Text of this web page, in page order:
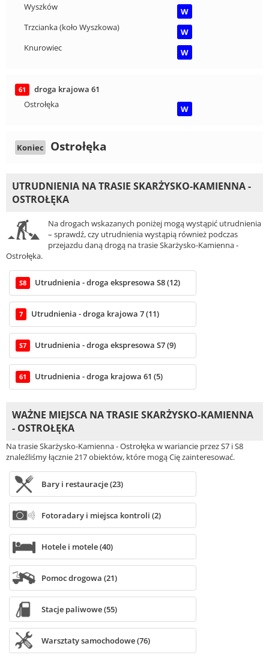
Wyszków
W
Trzcianka (koło Wyszkowa)
W
Knurowiec
W
61
droga krajowa 61
Ostrołęka
W
Koniec Ostrołęka
UTRUDNIENIA NA TRASIE SKARŻYSKO-KAMIENNA -
OSTROŁĘKA
Na drogach wskazanych poniżej mogą wystąpić utrudnienia
– sprawdź, czy utrudnienia wystąpią również podczas
przejazdu daną drogą na trasie Skarżysko-Kamienna -
Ostrołęka.
S8 Utrudnienia - droga ekspresowa S8 (12)
7 Utrudnienia - droga krajowa 7 (11)
S7 Utrudnienia - droga ekspresowa S7 (9)
61 Utrudnienia - droga krajowa 61 (5)
WAŻNE MIEJSCA NA TRASIE SKARŻYSKO-KAMIENNA
- OSTROŁĘKA
Na trasie Skarżysko-Kamienna - Ostrołęka w wariancie przez S7 i S8
znaleźliśmy łącznie 217 obiektów, które mogą Cię zainteresować.
Bary i restauracje (23)
Fotoradary i miejsca kontroli (2)
Hotele i motele (40)
Pomoc drogowa (21)
Stacje paliwowe (55)
Warsztaty samochodowe (76)